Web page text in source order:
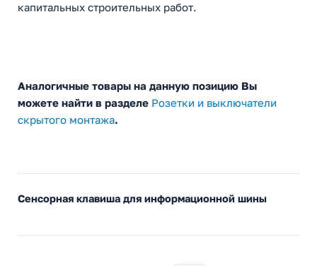
капитальных строительных работ.
Аналогичные товары на данную позицию Вы
можете найти в разделе Розетки и выключатели
скрытого монтажа.
Сенсорная клавиша для информационной шины